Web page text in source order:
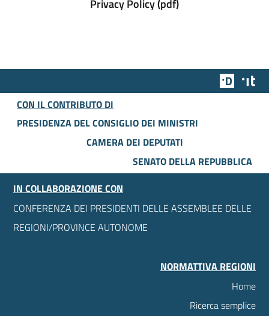
Privacy Policy (pdf)
Team
CON IL CONTRIBUTO DI
PRESIDENZA DEL CONSIGLIO DEI MINISTRI
CAMERA DEI DEPUTATI
SENATO DELLA REPUBBLICA
IN COLLABORAZIONE CON
CONFERENZA DEI PRESIDENTI DELLE ASSEMBLEE DELLE
REGIONI/PROVINCE AUTONOME
NORMATTIVA REGIONI
Home
Ricerca semplice